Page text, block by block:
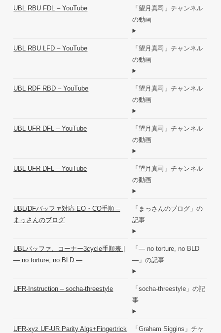
UBL RBU FDL – YouTube
「望月真司」チャンネル
の動画
UBL RBU LFD – YouTube
「望月真司」チャンネル
の動画
UBL RDF RBD – YouTube
「望月真司」チャンネル
の動画
UBL UFR DFL – YouTube
「望月真司」チャンネル
の動画
UBL UFR DFL – YouTube
「望月真司」チャンネル
の動画
UBL/DFバッファ対応 EO・CO手順 –
まっさんのブログ
「まっさんのブログ」の
記事
UBLバッファ、コーナー3cycle手順表 |
― no torture, no BLD ―
「― no torture, no BLD
―」の記事
UFR-Instruction – socha-threestyle
「socha-threestyle」の記
事
UFR-xyz UF-UR Parity Algs+Fingertrick
「Graham Siggins」チャ